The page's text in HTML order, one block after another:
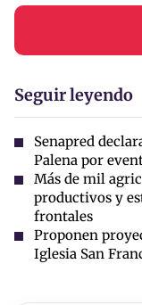
Seguir leyendo
Senapred
Palena por
Más de mil
productivos y
frontales
Proponen
Iglesia San